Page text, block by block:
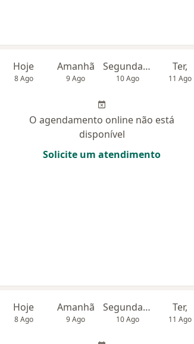
Hoje
8 Ago
Amanhã
9 Ago
Segunda-feira
10 Ago
Ter,
11 Ago
O agendamento online não está
disponível
Solicite um atendimento
Hoje
8 Ago
Amanhã
9 Ago
Segunda-feira
10 Ago
Ter,
11 Ago